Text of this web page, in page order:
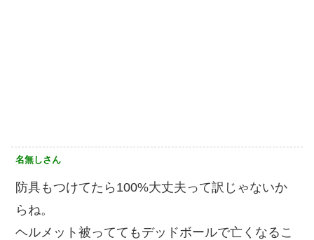
名無しさん
防具もつけてたら100%大丈夫って訳じゃないか
らね。
ヘルメット被っててもデッドボールで亡くなるこ